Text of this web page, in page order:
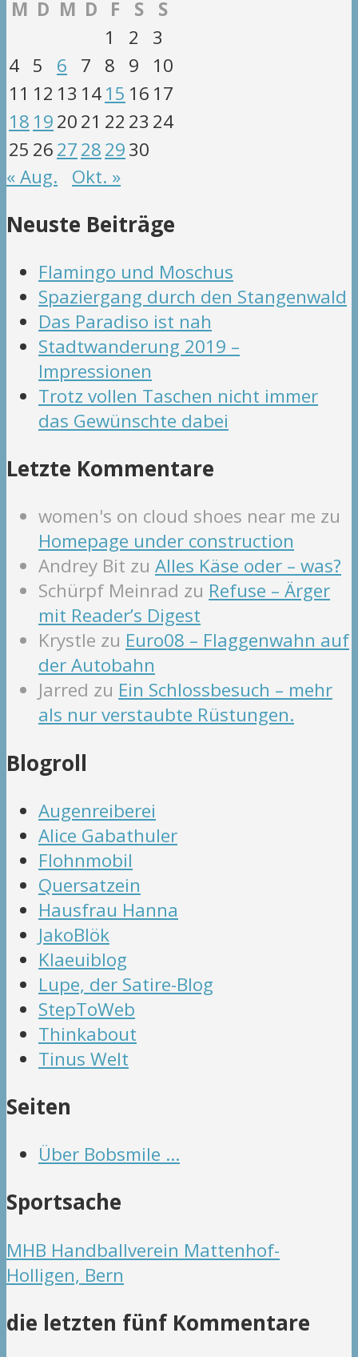
M D M D F S
S
1
2
3
4 5 6 7 8 9
10
11 12 13 1415 16 17
18 192021 22 23 24
25 2627282930
« Aug.
Okt. »
Neuste Beiträge
Flamingo und Moschus
Spaziergang durch den Stangenwald
Das Paradiso ist nah
Stadtwanderung 2019 –
Impressionen
Trotz vollen Taschen nicht immer
das Gewünschte dabei
Letzte Kommentare
women's on cloud shoes near me zu
Homepage under construction
Andrey Bit zu Alles Käse oder – was?
Schürpf Meinrad zu Refuse – Ärger
mit Reader’s Digest
Krystle zu Euro08 – Flaggenwahn auf
der Autobahn
Jarred zu Ein Schlossbesuch – mehr
als nur verstaubte Rüstungen.
Blogroll
Augenreiberei
Alice Gabathuler
Flohnmobil
Quersatzein
Hausfrau Hanna
JakoBlök
Klaeuiblog
Lupe, der Satire-Blog
StepToWeb
Thinkabout
Tinus Welt
Seiten
Über Bobsmile …
Sportsache
MHB Handballverein Mattenhof-
Holligen, Bern
die letzten fünf Kommentare